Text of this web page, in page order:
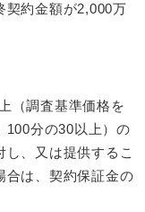
契約金額が2,000万
（調査基準価格を
100分の30以上）の
、又は提供するこ
合は、契約保証金の